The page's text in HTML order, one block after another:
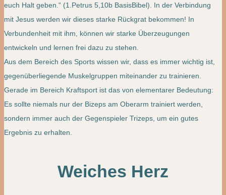
euch Halt geben.“ (1.Petrus 5,10b BasisBibel). In der Verbindung
mit Jesus werden wir dieses starke Rückgrat bekommen! In
Verbundenheit mit ihm, können wir starke Überzeugungen
entwickeln und lernen frei dazu zu stehen.
Aus dem Bereich des Sports wissen wir, dass es immer wichtig ist,
gegenüberliegende Muskelgruppen miteinander zu trainieren.
Gerade im Bereich Kraftsport ist das von elementarer Bedeutung:
Es sollte niemals nur der Bizeps am Oberarm trainiert werden,
sondern immer auch der Gegenspieler Trizeps, um ein gutes
Ergebnis zu erhalten.
Weiches Herz